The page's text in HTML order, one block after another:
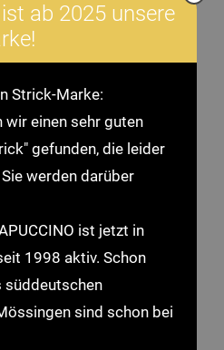
ab 2025 unsere
Strick-Marke:
wir einen sehr guten
gefunden, die leider
werden darüber
ist jetzt in
1998 aktiv. Schon
süddeutschen
sind schon bei